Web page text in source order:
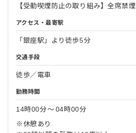
【受動喫煙防止の取り組み】全席禁煙
アクセス・最寄駅
「銀座駅」より徒歩5分
交通手段
徒歩／電車
勤務時間
14時00分〜04時00分
※休憩あり